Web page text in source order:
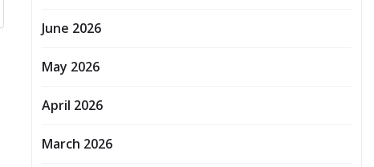
June 2026
May 2026
April 2026
March 2026